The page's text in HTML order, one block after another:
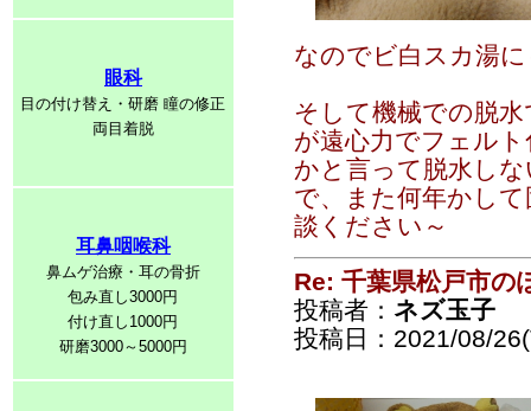
眼科
目の付け替え・研磨 瞳の修正
両目着脱
耳鼻咽喉科
鼻ムゲ治療・耳の骨折
包み直し3000円
付け直し1000円
研磨3000～5000円
なのでビ白スカ湯
そして機械での脱
が遠心力でフェル
かと言って脱水し
で、また何年かし
談ください～
Re: 千葉県松戸市の
投稿者： ネズ玉子
投稿日：2021/08/